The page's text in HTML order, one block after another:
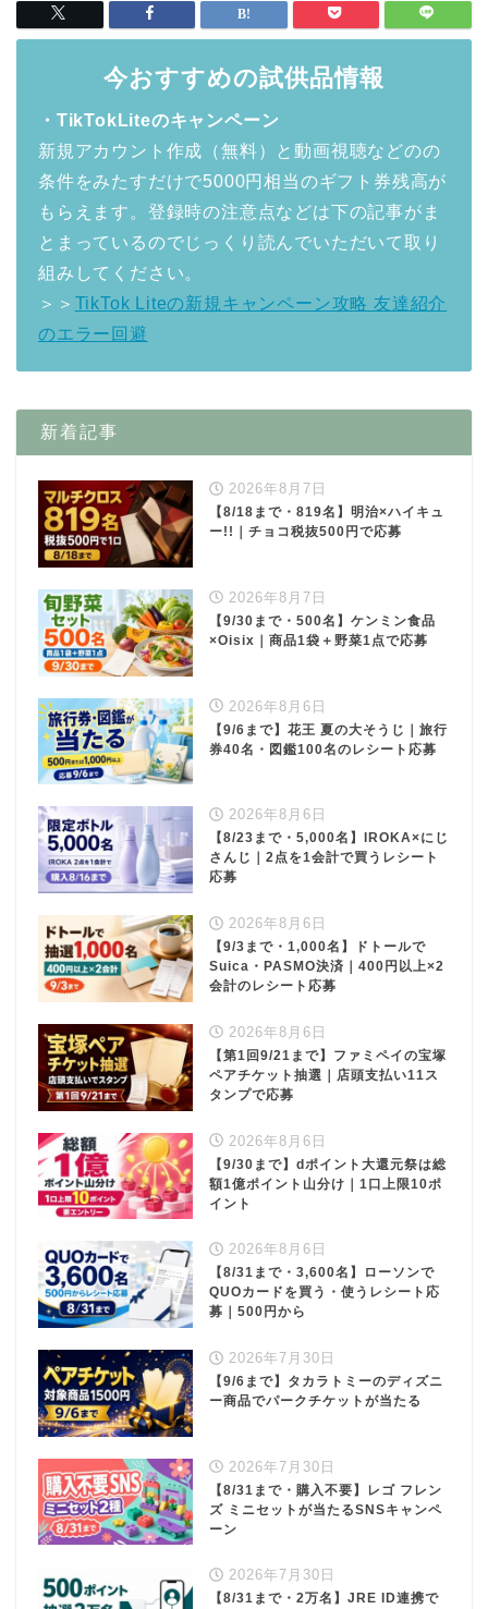
今おすすめの試供品情報
・TikTokLiteのキャンペーン
新規アカウント作成（無料）と動画視聴などのの
条件をみたすだけで5000円相当のギフト券残高が
もらえます。登録時の注意点などは下の記事がま
とまっているのでじっくり読んでいただいて取り
組みしてください。
＞＞ TikTok Liteの新規キャンペーン攻略 友達紹介
のエラー回避
新着記事
2026年8月7日
【8/18まで・819名】明治×ハイキュ
ー!!｜チョコ税抜500円で応募
2026年8月7日
【9/30まで・500名】ケンミン食品
×Oisix｜商品1袋＋野菜1点で応募
2026年8月6日
【9/6まで】花王 夏の大そうじ｜旅行
券40名・図鑑100名のレシート応募
2026年8月6日
【8/23まで・5,000名】IROKA×にじ
さんじ｜2点を1会計で買うレシート
応募
2026年8月6日
【9/3まで・1,000名】ドトールで
Suica・PASMO決済｜400円以上×2
会計のレシート応募
2026年8月6日
【第1回9/21まで】ファミペイの宝塚
ペアチケット抽選｜店頭支払い11ス
タンプで応募
2026年8月6日
【9/30まで】dポイント大還元祭は総
額1億ポイント山分け｜1口上限10ポ
イント
2026年8月6日
【8/31まで・3,600名】ローソンで
QUOカードを買う・使うレシート応
募｜500円から
2026年7月30日
【9/6まで】タカラトミーのディズニ
ー商品でパークチケットが当たる
2026年7月30日
【8/31まで・購入不要】レゴ フレン
ズ ミニセットが当たるSNSキャンペ
ーン
2026年7月30日
【8/31まで・2万名】JRE ID連携で